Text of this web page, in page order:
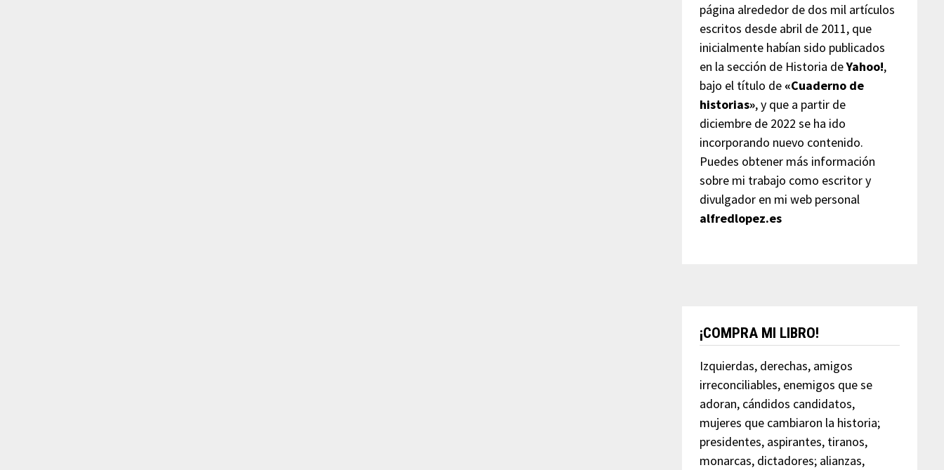
página alrededor de dos mil artículos
escritos desde abril de 2011, que
inicialmente habían sido publicados
en la sección de Historia deYahoo!,
bajo el título de «Cuaderno de
historias», y que a partir de
diciembre de 2022 se ha ido
incorporando nuevo contenido.
Puedes obtener más información
sobre mi trabajo como escritor y
divulgador en mi web personal
alfredlopez.es
¡COMPRA MI LIBRO!
Izquierdas, derechas, amigos
irreconciliables, enemigos que se
adoran, cándidos candidatos,
mujeres que cambiaron la historia;
presidentes, aspirantes, tiranos,
monarcas, dictadores; alianzas,